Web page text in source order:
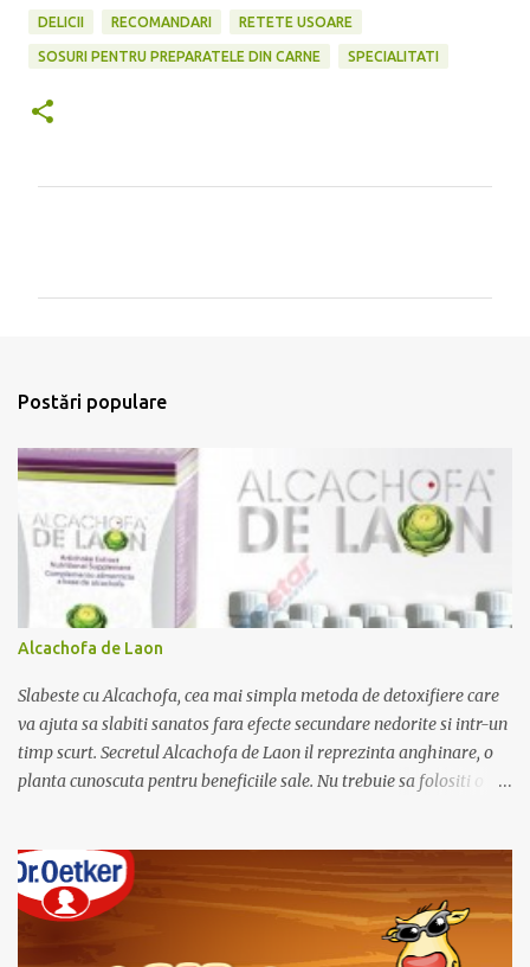
DELICII RECOMANDARI RETETE USOARE
SOSURI PENTRU PREPARATELE DIN CARNE SPECIALITATI
r
i
i
Postări populare
Alcachofa de Laon
Slabeste cu Alcachofa, cea mai simpla metoda de detoxifiere care
va ajuta sa slabiti sanatos fara efecte secundare nedorite si intr-un
timp scurt. Secretul Alcachofa de Laon il reprezinta anghinare, o
planta cunoscuta pentru beneficiile sale. Nu trebuie sa folositi o